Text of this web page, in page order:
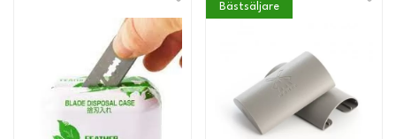
Bästsäljare